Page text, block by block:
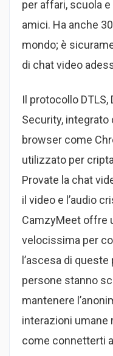
per affari, scuola
amici. Ha anche
mondo; è
di chat video
Il protocollo
Security,
browser come
utilizzato per
Provate la chat
il video e l’audio
CamzyMeet offre
velocissima per
l’ascesa di
persone stanno
mantenere
interazioni umane
come connetterti